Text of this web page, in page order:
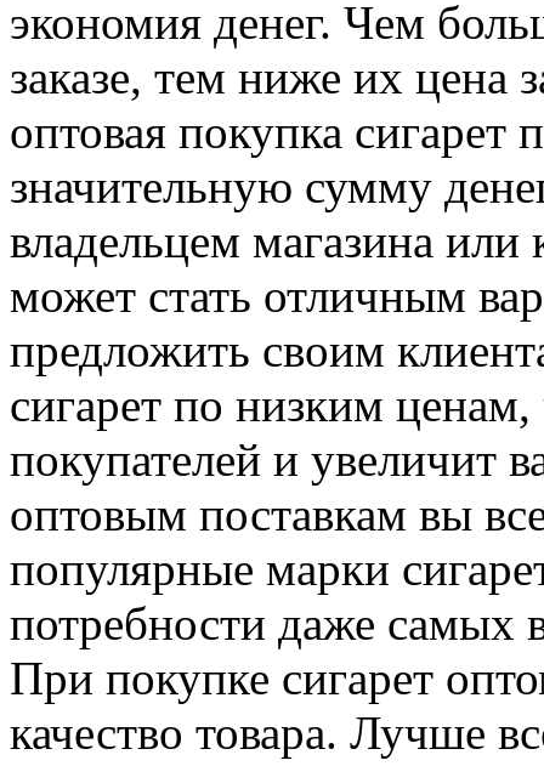
экономия денег. Чем
заказе, тем ниже их цена
оптовая покупка сигарет
значительную сумму
владельцем магазина или
может стать отличным
предложить своим
сигарет по низким
покупателей и увеличит
оптовым поставкам вы
популярные марки
потребности даже самых
При покупке сигарет
качество товара. Лучше